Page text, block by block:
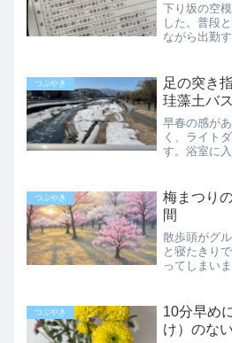
下り坂の空
した。普段
ながら出勤
トに入って
せ。日時を
つぶやき
足の突き
珪藻土バ
早春の感が
く、ライト
す。浴室に
日もいつも
小さく蹴つ
つぶやき
梅まつり
間
散歩頭がグ
と寝たきり
ってしまい
に少し。周
しかなくて
つぶやき
10分早め
け）のな